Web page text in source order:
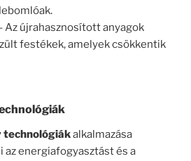
Az újrahasznosított anyagok
festékek, amelyek csökkentik
technológiákalkalmazása
energiafogyasztást és a